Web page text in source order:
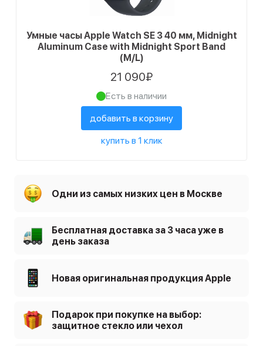
Умные часы Apple Watch SE 3 40 мм, Midnight
Aluminum Case with Midnight Sport Band
(M/L)
21 090₽
Есть в наличии
добавить в корзину
купить в 1 клик
Одни из самых низких цен в Москве
Бесплатная доставка за 3 часа уже в
день заказа
Новая оригинальная продукция Apple
Подарок при покупке на выбор:
защитное стекло или чехол